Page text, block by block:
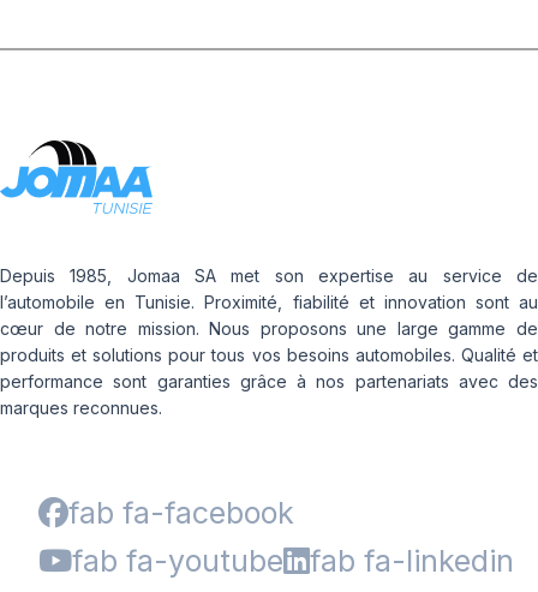
Depuis 1985, Jomaa SA met son expertise au service de
l’automobile en Tunisie. Proximité, fiabilité et innovation sont au
cœur de notre mission. Nous proposons une large gamme de
produits et solutions pour tous vos besoins automobiles. Qualité et
performance sont garanties grâce à nos partenariats avec des
marques reconnues.
fab fa-facebook
fab fa-youtube
fab fa-linkedin